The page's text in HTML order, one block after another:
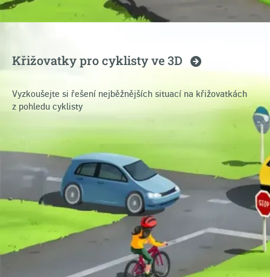
Křižovatky pro cyklisty ve3D
Vyzkoušejte si řešení nejběžnějších situací na křižovatkách
z pohledu cyklisty